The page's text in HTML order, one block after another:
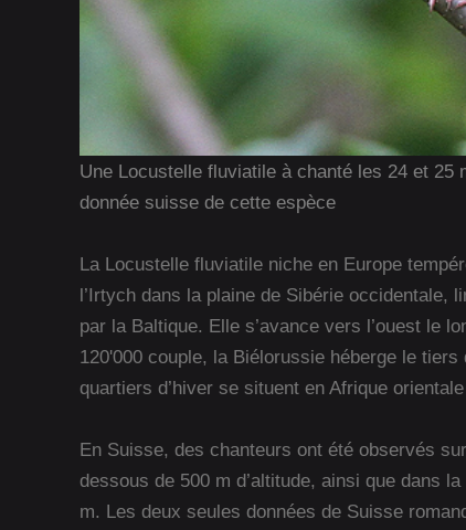
Une Locustelle fluviatile à chanté les 24 et 25
donnée suisse de cette espèce
La Locustelle fluviatile niche en Europe
l’Irtych dans la plaine de Sibérie occidentale,
par la Baltique. Elle s’avance vers l’ouest le
120'000 couple, la Biélorussie héberge le
quartiers d’hiver se situent en Afrique
En Suisse, des chanteurs ont été observés
dessous de 500 m d’altitude, ainsi que dans
m. Les deux seules données de Suisse